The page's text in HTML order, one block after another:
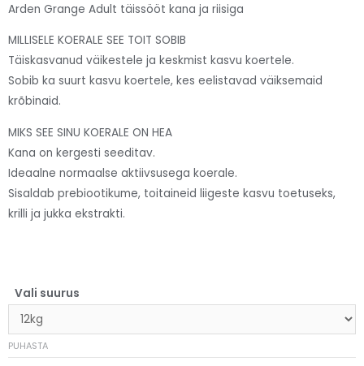
Arden Grange Adult täissööt kana ja riisiga
MILLISELE KOERALE SEE TOIT SOBIB
Täiskasvanud väikestele ja keskmist kasvu koertele.
Sobib ka suurt kasvu koertele, kes eelistavad väiksemaid
krõbinaid.
MIKS SEE SINU KOERALE ON HEA
Kana on kergesti seeditav.
Ideaalne normaalse aktiivsusega koerale.
Sisaldab prebiootikume, toitaineid liigeste kasvu toetuseks,
krilli ja jukka ekstrakti.
Vali suurus
PUHASTA